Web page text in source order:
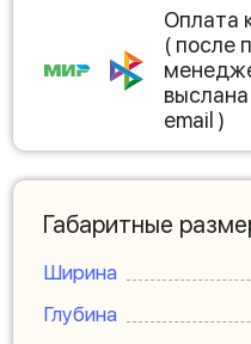
Оплата
( после
email )
Габаритные
Ширина
Глубина